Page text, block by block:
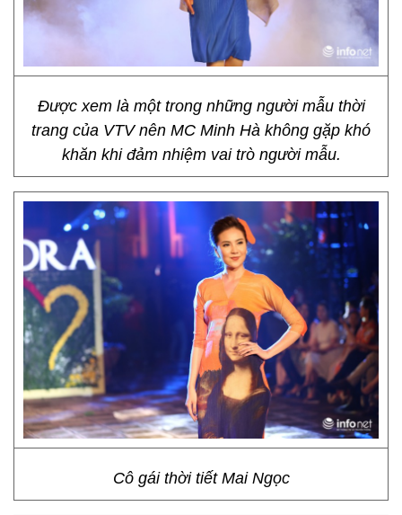
Được xem là một trong những người mẫu thời
trang của VTV nên MC Minh Hà không gặp khó
khăn khi đảm nhiệm vai trò người mẫu.
Cô gái thời tiết Mai Ngọc